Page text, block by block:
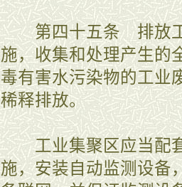
第四十五条 排放工
施，收集和处理产生的
毒有害水污染物的工业
稀释排放。
工业集聚区应当配套
施，安装自动监测设备